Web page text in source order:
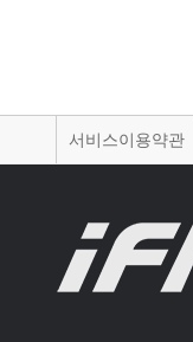
서비스이용약관